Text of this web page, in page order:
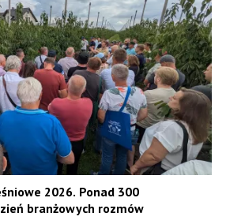
2026. Ponad 300
branżowych rozmów